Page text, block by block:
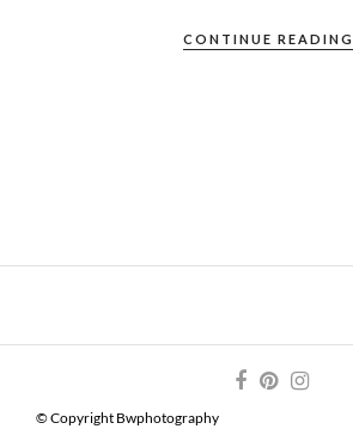
CONTINUE READING
© Copyright Bwphotography